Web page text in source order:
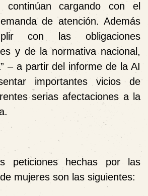
continúan cargando con el
de atención. Además
con las obligaciones
y de la normativa nacional,
– a partir del informe de la AI
importantes vicios de
serias afectaciones a la
peticiones hechas por las
mujeres son las siguientes: